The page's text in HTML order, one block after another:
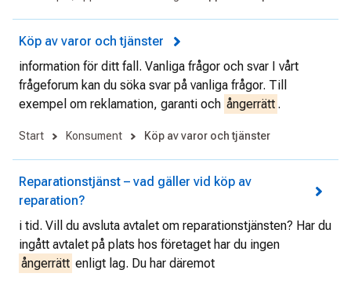
Köp av varor och tjänster
information för ditt fall. Vanliga frågor och svar I vårt
frågeforum kan du söka svar på vanliga frågor. Till
exempel om reklamation, garanti och ångerrätt .
Start Konsument Köp av varor och tjänster
Reparationstjänst – vad gäller vid köp av
reparation?
i tid. Vill du avsluta avtalet om reparationstjänsten? Har du
ingått avtalet på plats hos företaget har du ingen
ångerrätt enligt lag. Du har däremot